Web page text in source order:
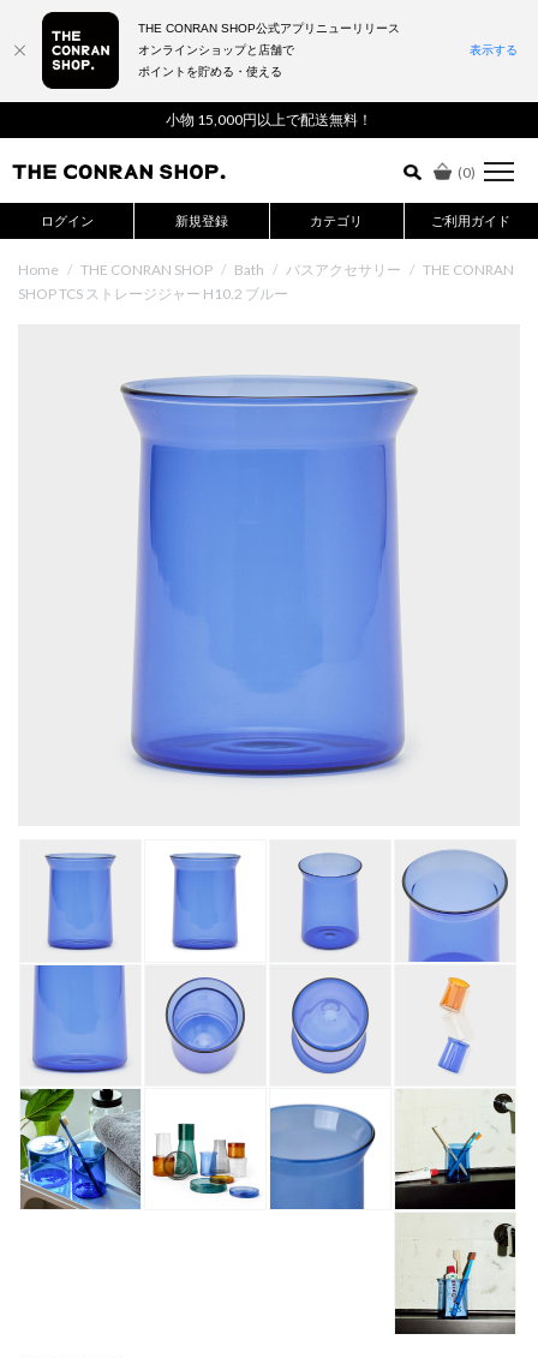
小物 15,000円以上で配送無料！
(0)
ログイン 新規登録 カテゴリ ご利用ガイド
詳細検索はこちら
Home / THE CONRAN SHOP / Bath / バスアクセサリー / THE CONRAN
SHOP TCS ストレージジャー H10.2 ブルー
THE CONRAN SHOP公式アプリニューリリース
オンラインショップと店舗で
ポイントを貯める・使える
表示する